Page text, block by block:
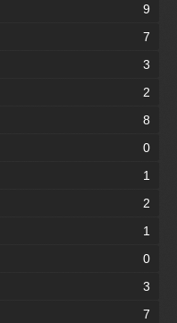
9
7
3
2
8
0
1
2
1
0
3
7